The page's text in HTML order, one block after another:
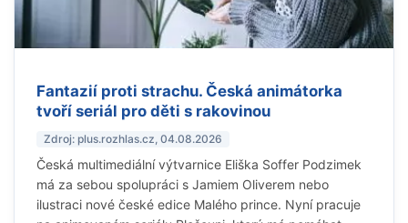
Fantazií proti strachu. Česká animátorka
tvoří seriál pro děti s rakovinou
Zdroj: plus.rozhlas.cz, 04.08.2026
Česká multimediální výtvarnice Eliška Soffer Podzimek
má za sebou spolupráci s Jamiem Oliverem nebo
ilustraci nové české edice Malého prince. Nyní pracuje